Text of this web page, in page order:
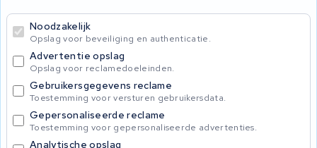
Noodzakelijk
Opslag voor beveiliging en authenticatie.
Advertentie opslag
Opslag voor reclamedoeleinden.
Gebruikersgegevens reclame
Toestemming voor versturen gebruikersdata.
Gepersonaliseerde reclame
Toestemming voor gepersonaliseerde advertenties.
Analytische opslag
© 2026 KWS Seuren
Algemene voorwaarden
Privacy Policy